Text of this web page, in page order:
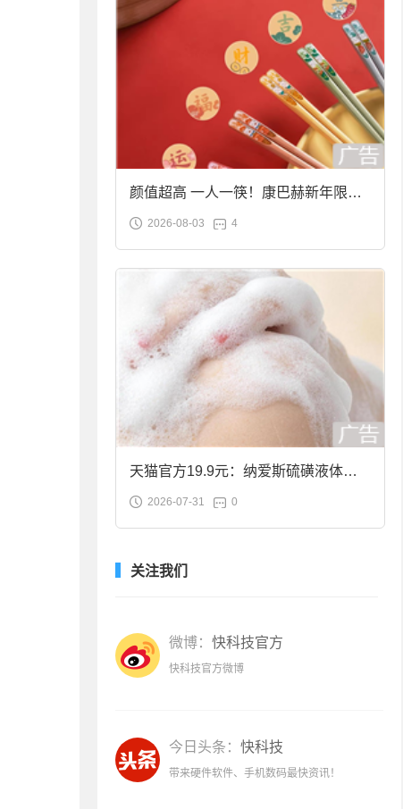
颜值超高 一人一筷！康巴赫新年限定
合金筷子大促：19.9元
2026-08-03 4
天猫官方19.9元：纳爱斯硫磺液体香
皂2斤大促
2026-07-31 0
关注我们
微博： 快科技官方
快科技官方微博
今日头条： 快科技
带来硬件软件、手机数码最快资讯！